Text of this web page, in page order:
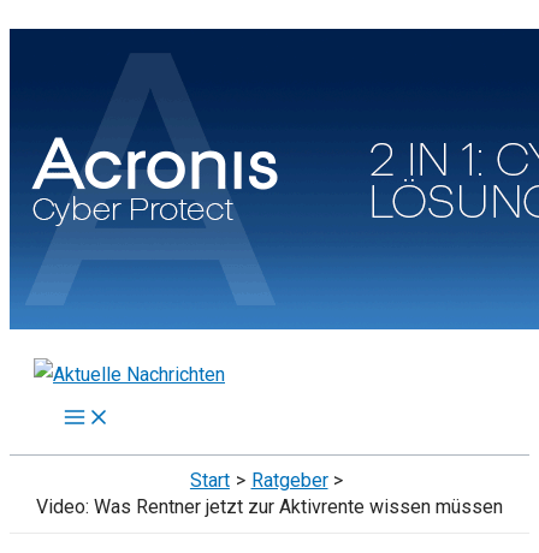
Zum
Start
Ratgeber
Video: Was Rentner jetzt zur Aktivrente wissen müssen